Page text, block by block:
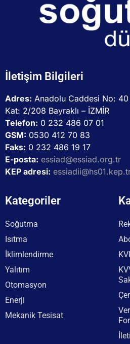
İletişim Bilgileri
Adres: Anadolu Caddesi No:
Kat: 2/208 Bayraklı – İZMİR
Telefon: 0 232 486 07 01
GSM: 0530 412 70 83
Faks: 0 232 486 19 17
E-posta: essiad@essiad.org.tr
KEP adresi:
Kategoriler
Soğutma
Isıtma
İklimlendirme
Yalıtım
Otomasyon
Enerji
Mekanik Tesisat